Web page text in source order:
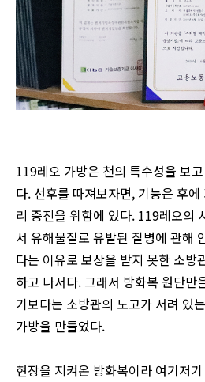
119레오 가방은 천의 특수성을 보
다. 선후를 따져보자면, 기능은 후
리 증진을 위함에 있다. 119레오의
서 유해물질로 유발된 질병에 관해
다는 이유로 보상을 받지 못한 소방
하고 나서다. 그래서 방화복 원단만
기보다는 소방관의 노고가 서려 있
가방을 만들었다.
현장을 지켜온 방화복이라 여기저